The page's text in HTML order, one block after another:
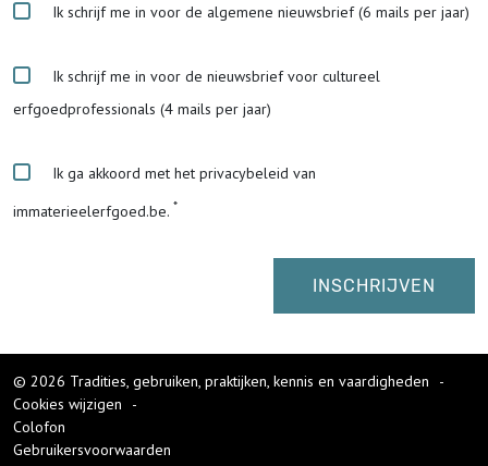
Ik schrijf me in voor de algemene nieuwsbrief (6 mails per jaar)
Ik schrijf me in voor de nieuwsbrief voor cultureel
erfgoedprofessionals (4 mails per jaar)
Ik ga akkoord met het privacybeleid van
immaterieelerfgoed.be.
© 2026 Tradities, gebruiken, praktijken, kennis en vaardigheden
-
Cookies wijzigen
-
Colofon
Gebruikersvoorwaarden